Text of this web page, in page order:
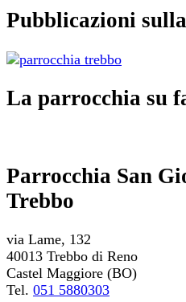
Pubblicazioni
La parrocchia su
Parrocchia San
Trebbo
via Lame, 132
40013 Trebbo di Reno
Castel Maggiore (BO)
Tel. 051 5880303